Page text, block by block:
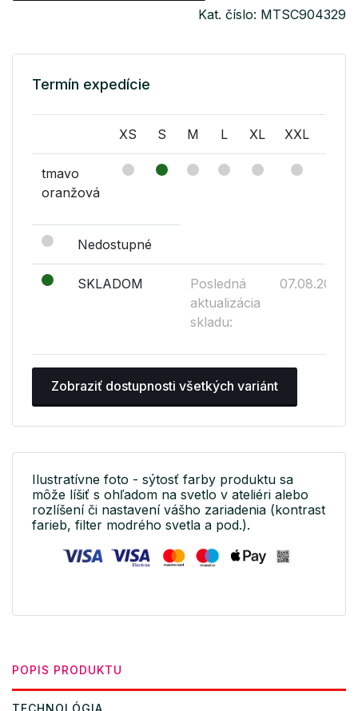
Kat. číslo: MTSC904329
Termín expedície
XS S M L XL XXL
tmavo
oranžová
Nedostupné
SKLADOM
Posledná
aktualizácia
skladu:
07.08.2026
Zobraziť dostupnosti všetkých variánt
Ilustratívne foto - sýtosť farby produktu sa
môže líšiť s ohľadom na svetlo v ateliéri alebo
rozlíšení či nastavení vášho zariadenia (kontrast
farieb, filter modrého svetla a pod.).
POPIS PRODUKTU